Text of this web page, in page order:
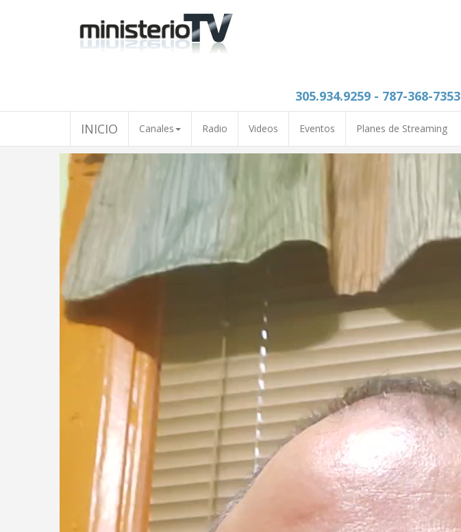
305.934.9259 - 787-368-7353
INICIO Canales Radio Videos Eventos Planes de Streaming